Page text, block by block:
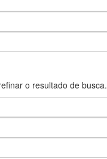
o resultado de busca.